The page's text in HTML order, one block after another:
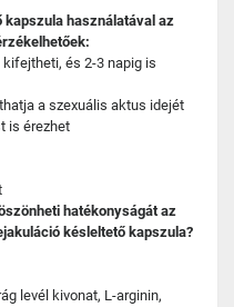
kapszula használatával az
és 2-3 napig is
a szexuális aktus idejét
is érezhet
hatékonyságát az
késleltető kapszula?
levél kivonat, L-arginin,